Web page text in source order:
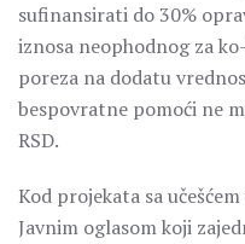
sufinansirati do 30%
iznosa neophodnog za
poreza na dodatu
bespovratne pomoći ne
RSD.
Kod projekata sa
Javnim oglasom koji